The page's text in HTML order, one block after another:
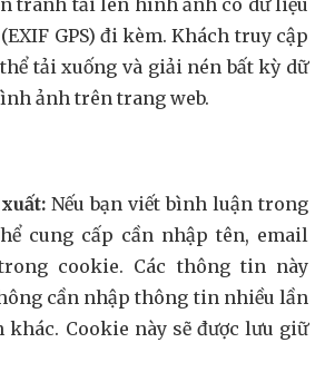
tránh tải lên hình ảnh có dữ liệu
GPS) đi kèm. Khách truy cập
tải xuống và giải nén bất kỳ dữ
ảnh trên trang web.
Nếu bạn viết bình luận trong
cung cấp cần nhập tên, email
cookie. Các thông tin này
cần nhập thông tin nhiều lần
Cookie này sẽ được lưu giữ